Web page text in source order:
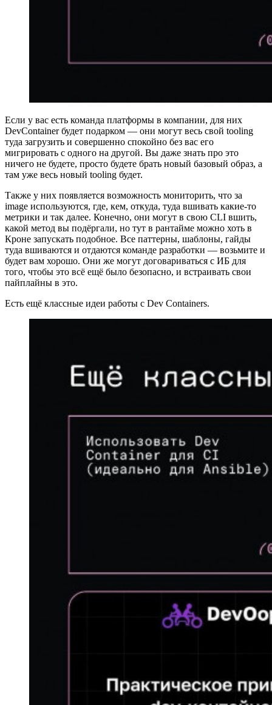
Если у вас есть команда платформы в компании, для них
DevContainer будет подарком — они могут весь свой tooling
туда загрузить и совершенно спокойно без вас его
мигрировать с одного на другой. Вы даже знать про это
ничего не будете, просто будете брать новый базовый образ, а
там уже весь новый tooling будет.
Также у них появляется возможность мониторить, что за
image используются, где, кем, откуда, туда вшивать какие-то
метрики и так далее. Конечно, они могут в свою CLI вшить,
какой метод вы подёргали, но тут в рантайме можно хоть в
Кроне запускать подобное. Все паттерны, шаблоны, гайды
туда вшиваются и отдаются команде разработки — возьмите и
будет вам хорошо. Они же могут договариваться с ИБ для
того, чтобы это всё ещё было безопасно, и встраивать свои
пайплайны в это.
Есть ещё классные идеи работы с Dev Containers.